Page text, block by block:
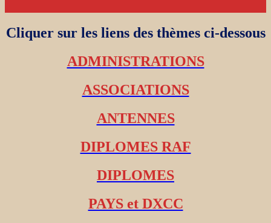
Cliquer sur les liens des thèmes ci-dessous
ADMINISTRATIONS
ASSOCIATIONS
ANTENNES
DIPLOMES RAF
DIPLOMES
PAYS et DXCC